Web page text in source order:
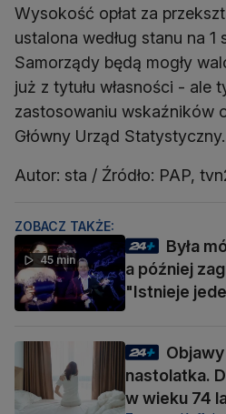
Wysokość opłat za
ustalona według stanu na 1
Samorządy będą mogły
już z tytułu własności - ale
zastosowaniu wskaźników
Główny Urząd Statystyczny.
Autor: sta / Źródło: PAP,
ZOBACZ TAKŻE:
45 min
Była
a później
"Istnieje
Objawy
nastolatka.
w wieku 74